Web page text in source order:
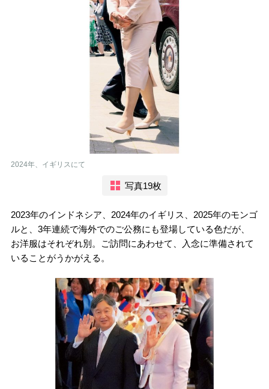
2024年、イギリスにて
写真19枚
2023年のインドネシア、2024年のイギリス、2025年のモンゴ
ルと、3年連続で海外でのご公務にも登場している色だが、
お洋服はそれぞれ別。ご訪問にあわせて、入念に準備されて
いることがうかがえる。